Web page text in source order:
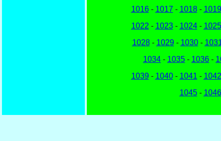
1016- 1017- 1018- 1019
1022 - 1023- 1024- 1025
1028- 1029- 1030-
1034 - 1035 - 1036 -
1039- 1040- 1041 - 1042
1045- 1046